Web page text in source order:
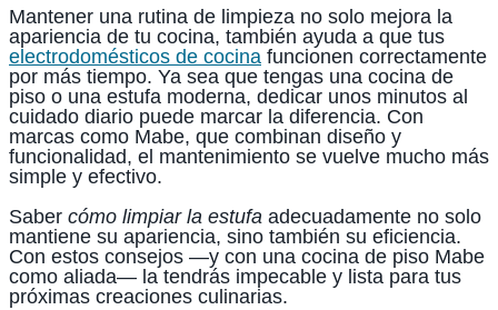
Mantener una rutina de limpieza no solo mejora la
apariencia de tu cocina, también ayuda a que tus
electrodomésticos de cocina funcionen correctamente
por más tiempo. Ya sea que tengas una cocina de
piso o una estufa moderna, dedicar unos minutos al
cuidado diario puede marcar la diferencia. Con
marcas como Mabe, que combinan diseño y
funcionalidad, el mantenimiento se vuelve mucho más
simple y efectivo.
Saber cómo limpiar la estufa adecuadamente no solo
mantiene su apariencia, sino también su eficiencia.
Con estos consejos —y con una cocina de piso Mabe
como aliada— la tendrás impecable y lista para tus
próximas creaciones culinarias.